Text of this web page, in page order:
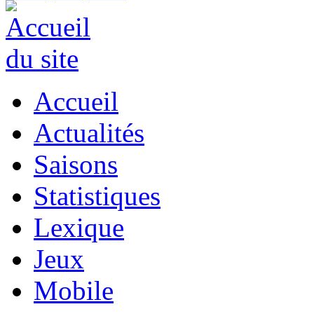
Accueil
Actualités
Saisons
Statistiques
Lexique
Jeux
Mobile